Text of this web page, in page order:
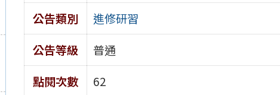
公告類別
進修研習
公告等級
普通
點閱次數
62